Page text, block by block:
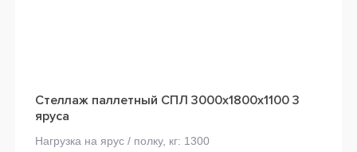
Стеллаж паллетный СПЛ 3000х1800х1100 3
яруса